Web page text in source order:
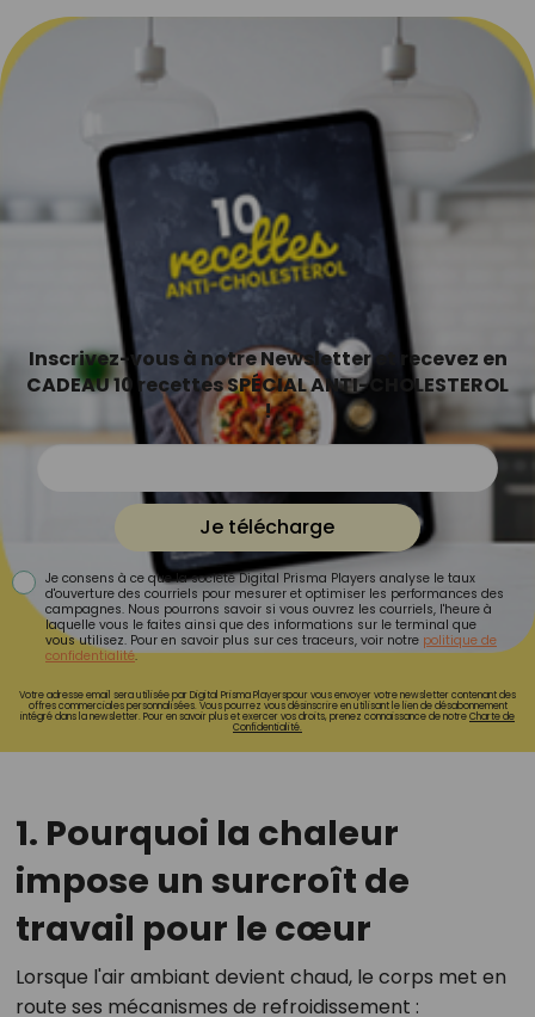
Inscrivez-vous à notre Newsletter et recevez en
CADEAU 10 recettes SPÉCIAL ANTI-CHOLESTEROL
!
Je télécharge
Je consens à ce que la société Digital Prisma Players analyse le taux
d'ouverture des courriels pour mesurer et optimiser les performances des
campagnes. Nous pourrons savoir si vous ouvrez les courriels, l'heure à
laquelle vous le faites ainsi que des informations sur le terminal que
vous utilisez. Pour en savoir plus sur ces traceurs, voir notre politique de
confidentialité.
Votre adresse email sera utilisée par Digital Prisma Playerspour vous envoyer votre newsletter contenant des
offres commerciales personnalisées. Vous pourrez vous désinscrire en utilisant le lien de désabonnement
intégré dans la newsletter. Pour en savoir plus et exercer vos droits, prenez connaissance de notreCharte de
Confidentialité.
1. Pourquoi la chaleur
impose un surcroît de
travail pour le cœur
Lorsque l'air ambiant devient chaud, le corps met en
route ses mécanismes de refroidissement :